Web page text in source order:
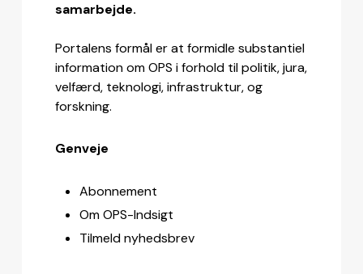
samarbejde.
Portalens formål er at formidle substantiel
information om OPS i forhold til politik, jura,
velfærd, teknologi, infrastruktur, og
forskning.
Genveje
Abonnement
Om OPS-Indsigt
Tilmeld nyhedsbrev